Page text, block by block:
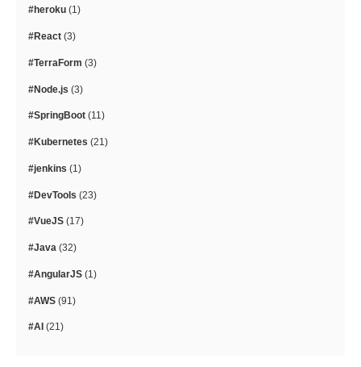
#heroku (1)
#React (3)
#TerraForm (3)
#Node.js (3)
#SpringBoot (11)
#Kubernetes (21)
#jenkins (1)
#DevTools (23)
#VueJS (17)
#Java (32)
#AngularJS (1)
#AWS (91)
#AI (21)